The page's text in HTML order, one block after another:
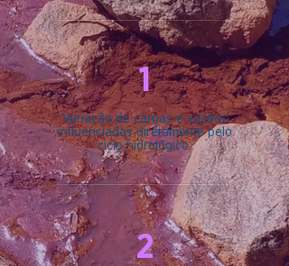
1
Variação de cargas e vazões
influenciadas diretamente pelo
ciclo hidrológico.
2